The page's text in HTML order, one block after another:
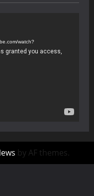
watch?
by AF themes.